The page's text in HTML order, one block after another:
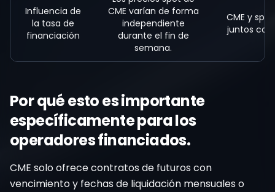
Influencia de
la tasa de
financiación
CME varían de forma
independiente
durante el fin de
semana.
CME y
juntos
Por qué esto es importante
específicamente para los
operadores financiados.
CME solo ofrece contratos de futuros con
vencimiento y fechas de liquidación mensuales o